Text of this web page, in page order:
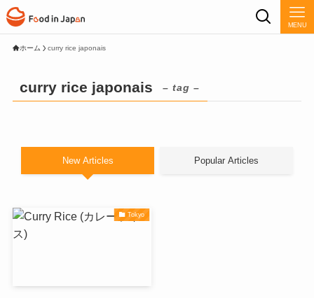
MENU
ホーム curry rice japonais
curry rice japonais – tag –
New Articles Popular Articles
Tokyo